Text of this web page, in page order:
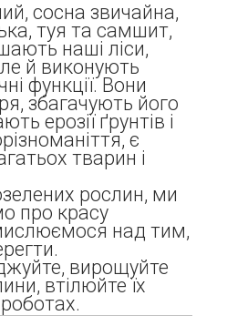
громадян
сосна звичайна,
туя та самшит,
наші ліси,
й виконують
функції. Вони
збагачують його
ерозії ґрунтів і
є
тварин і
рослин, ми
про красу
над тим,
вирощуйте
втілюйте їх